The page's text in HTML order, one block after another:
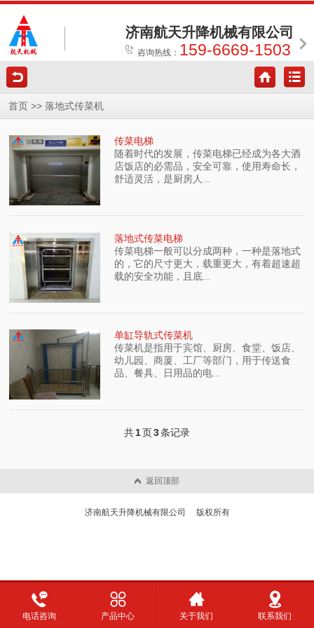
济南航天升降机械有限公司
咨询热线： 159-6669-1503
首页 >> 落地式传菜机
传菜电梯
随着时代的发展，传菜电梯已经成为各大酒
店饭店的必需品，安全可靠，使用寿命长，
舒适灵活，是厨房人...
落地式传菜电梯
传菜电梯一般可以分成两种，一种是落地式
的，它的尺寸更大，载重更大，有着超速超
载的安全功能，且底...
单缸导轨式传菜机
传菜机是指用于宾馆、厨房、食堂、饭店、
幼儿园、商厦、工厂等部门，用于传送食
品、餐具、日用品的电...
共1页3条记录
返回顶部
济南航天升降机械有限公司 版权所有
电话咨询 产品中心 关于我们 联系我们